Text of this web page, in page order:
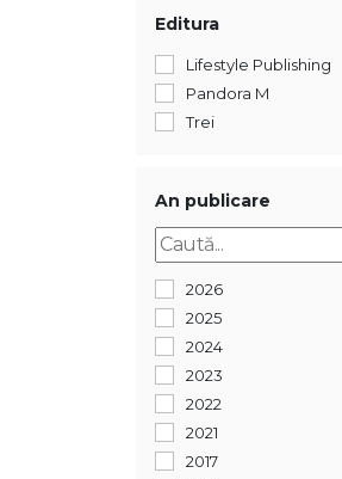
Editura
Lifestyle Publishing
Pandora M
Trei
An publicare
2026
2025
2024
2023
2022
2021
2017